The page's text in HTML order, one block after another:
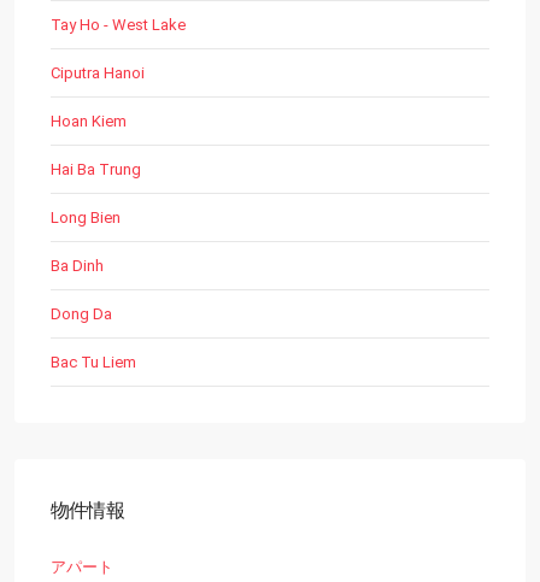
Tay Ho - West Lake
Ciputra Hanoi
Hoan Kiem
Hai Ba Trung
Long Bien
Ba Dinh
Dong Da
Bac Tu Liem
物件情報
アパート